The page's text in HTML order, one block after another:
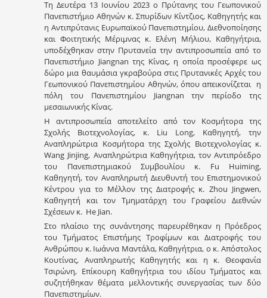
Τη Δευτέρα 13 Ιουνίου 2023 ο Πρύτανης του Γεωπονικού
Πανεπιστήμιο Αθηνών κ. Σπυρίδων Κίντζιος, Καθηγητής και
η Αντιπρύτανις Ευρωπαϊκού Πανεπιστημίου, Διεθνοποίησης
και Φοιτητικής Μέριμνας κ. Ελένη Μήλιου, Καθηγήτρια,
υποδέχθηκαν στην Πρυτανεία την αντιπροσωπεία από το
Πανεπιστήμιο Jiangnan της Κίνας, η οποία προσέφερε ως
δώρο μια θαυμάσια γκραβούρα στις Πρυτανικές Αρχές του
Γεωπονικού Πανεπιστημίου Αθηνών, όπου απεικονίζεται η
πόλη του Πανεπιστημίου Jiangnan την περίοδο της
μεσαιωνικής Κίνας.
Η αντιπροσωπεία αποτελείτο από τον Κοσμήτορα της
Σχολής Βιοτεχνολογίας, κ. Liu Long, Καθηγητή, την
Αναπληρώτρια Κοσμήτορα της Σχολής Βιοτεχνολογίας κ.
Wang Jinjing, Αναπληρώτρια Καθηγήτρια, τον Αντιπρόεδρο
του Πανεπιστημιακού Συμβουλίου κ. Fu Huiming,
Καθηγητή, τον Αναπληρωτή Διευθυντή του Επιστημονικού
Κέντρου για το Μέλλον της Διατροφής κ. Zhou Jingwen,
Καθηγητή και τον Τμηματάρχη του Γραφείου Διεθνών
Σχέσεων κ. He Jian.
Στo πλαίσιo της συνάντησης παρευρέθηκαν η Πρόεδρος
του Τμήματος Επιστήμης Τροφίμων και Διατροφής του
Ανθρώπου κ. Ιωάννα Μαντάλα, Καθηγήτρια, ο κ. Απόστολος
Κουτίνας, Αναπληρωτής Καθηγητής και η κ. Θεοφανία
Τσιρώνη, Επίκουρη Καθηγήτρια του ιδίου Τμήματος και
συζητήθηκαν θέματα μελλοντικής συνεργασίας των δύο
Πανεπιστημίων.